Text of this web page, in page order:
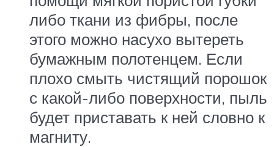
либо ткани из фибры, после
этого можно насухо вытереть
бумажным полотенцем. Если
плохо смыть чистящий порошок
с какой-либо поверхности, пыль
будет приставать к ней словно к
магниту.